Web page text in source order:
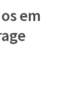
em